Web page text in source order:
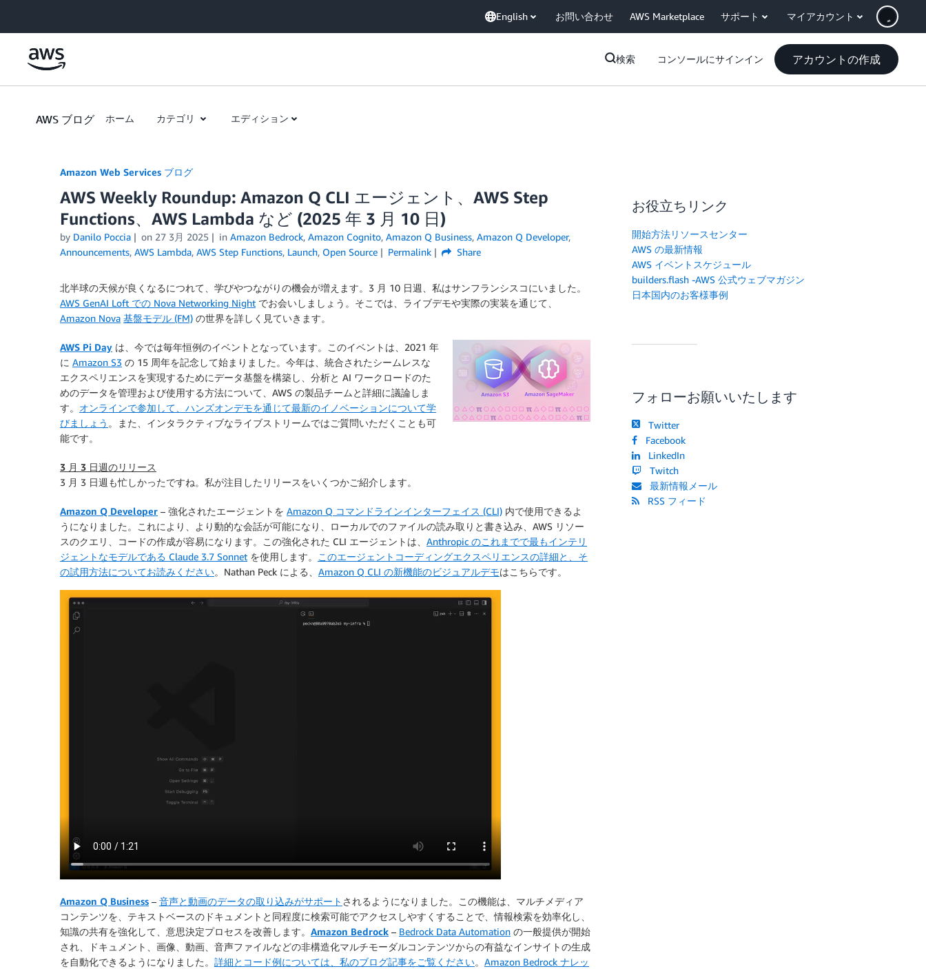
English お問い合わせ AWS Marketplace サポート マイアカウント
検索 コンソールにサインイン アカウントの作成
AWS ブログ ホーム カテゴリ エディション
Amazon Web Services ブログ
AWS Weekly Roundup: Amazon Q CLI エージェント、AWS Step
Functions、AWS Lambda など (2025 年 3 月 10 日)
by Danilo Poccia on 27 3月 2025 in Amazon Bedrock, Amazon Cognito, Amazon Q Business, Amazon Q Developer,
Announcements, AWS Lambda, AWS Step Functions, Launch, Open Source Permalink Share
北半球の天候が良くなるにつれて、学びやつながりの機会が増えます。3 月 10 日週、私はサンフランシスコにいました。
AWS GenAI Loft での Nova Networking Night でお会いしましょう。そこでは、ライブデモや実際の実装を通じて、
Amazon Nova 基盤モデル (FM) の世界を詳しく見ていきます。
AWS Pi Day は、今では毎年恒例のイベントとなっています。このイベントは、2021 年
に Amazon S3 の 15 周年を記念して始まりました。今年は、統合されたシームレスな
エクスペリエンスを実現するためにデータ基盤を構築し、分析と AI ワークロードのた
めのデータを管理および使用する方法について、AWS の製品チームと詳細に議論しま
す。 オンラインで参加して、ハンズオンデモを通じて最新のイノベーションについて学
びましょう 。また、インタラクティブなライブストリームではご質問いただくことも可
能です。
3 月 3 日週のリリース
3 月 3 日週も忙しかったですね。私が注目したリリースをいくつかご紹介します。
Amazon Q Developer – 強化されたエージェントを Amazon Q コマンドラインインターフェイス (CLI) 内で使用できるよ
うになりました。これにより、より動的な会話が可能になり、ローカルでのファイルの読み取りと書き込み、AWS リソー
スのクエリ、コードの作成が容易になります。この強化された CLI エージェントは、 Anthropic のこれまでで最もインテリ
ジェントなモデルである Claude 3.7 Sonnet を使用します。
このエージェントコーディングエクスペリエンスの詳細と、そ
の試用方法についてお読みください。Nathan Peck による、 Amazon Q CLI の新機能のビジュアルデモはこちらです。
Amazon Q Business – 音声と動画のデータの取り込みがサポート されるようになりました。この機能は、マルチメディア
コンテンツを、テキストベースのドキュメントと同程度に検索可能でアクセスしやすくすることで、情報検索を効率化し、
知識の共有を強化して、意思決定プロセスを改善します。 Amazon Bedrock – Bedrock Data Automation の一般提供が開始
され、ドキュメント、画像、動画、音声ファイルなどの非構造化マルチモーダルコンテンツからの有益なインサイトの生成
を自動化できるようになりました。 詳細とコード例については、私のブログ記事をご覧ください。 Amazon Bedrock ナレッ
お役立ちリンク
開始方法リソースセンター
AWS の最新情報
AWS イベントスケジュール
builders.flash -AWS 公式ウェブマガジン
日本国内のお客様事例
フォローお願いいたします
Twitter
Facebook
LinkedIn
Twitch
最新情報メール
RSS フィード